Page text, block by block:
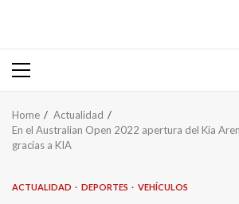
Primary
Home
Actualidad
En el Australian Open 2022 apertura del Kia
gracias a KIA
ACTUALIDAD DEPORTES VEHÍCULOS